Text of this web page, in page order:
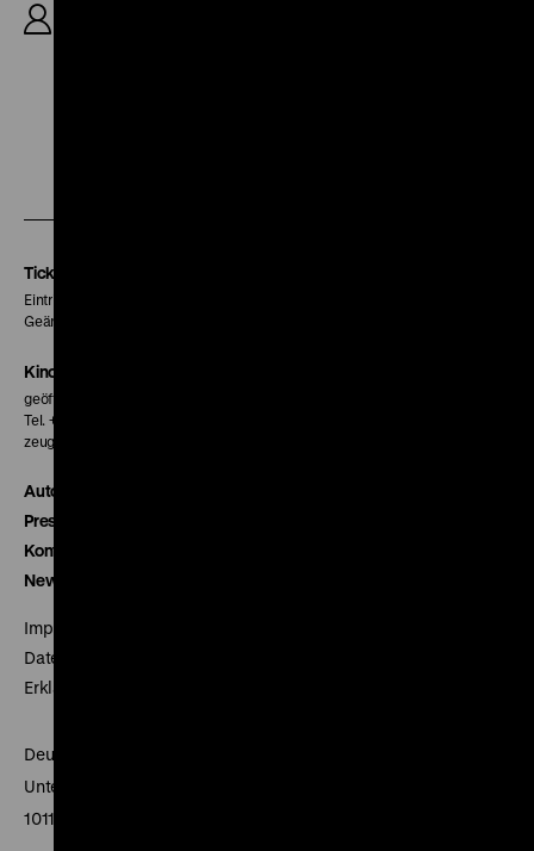
Tickets
Eintritt 5 €
Geänderte Preise sind im Programm vermerkt.
Kinokasse
geöffnet 30 Minuten vor Beginn der ersten Vorstellung
Tel. + 49 30 20304-770
zeughauskino@dhm.de
Autor*innen
Presse
Kontakt
Newsletter
Impressum
Datenschutz
Erklärung digitale Barrierefreiheit
Deutsches Historisches Museum
Unter den Linden 2
10117 Berlin